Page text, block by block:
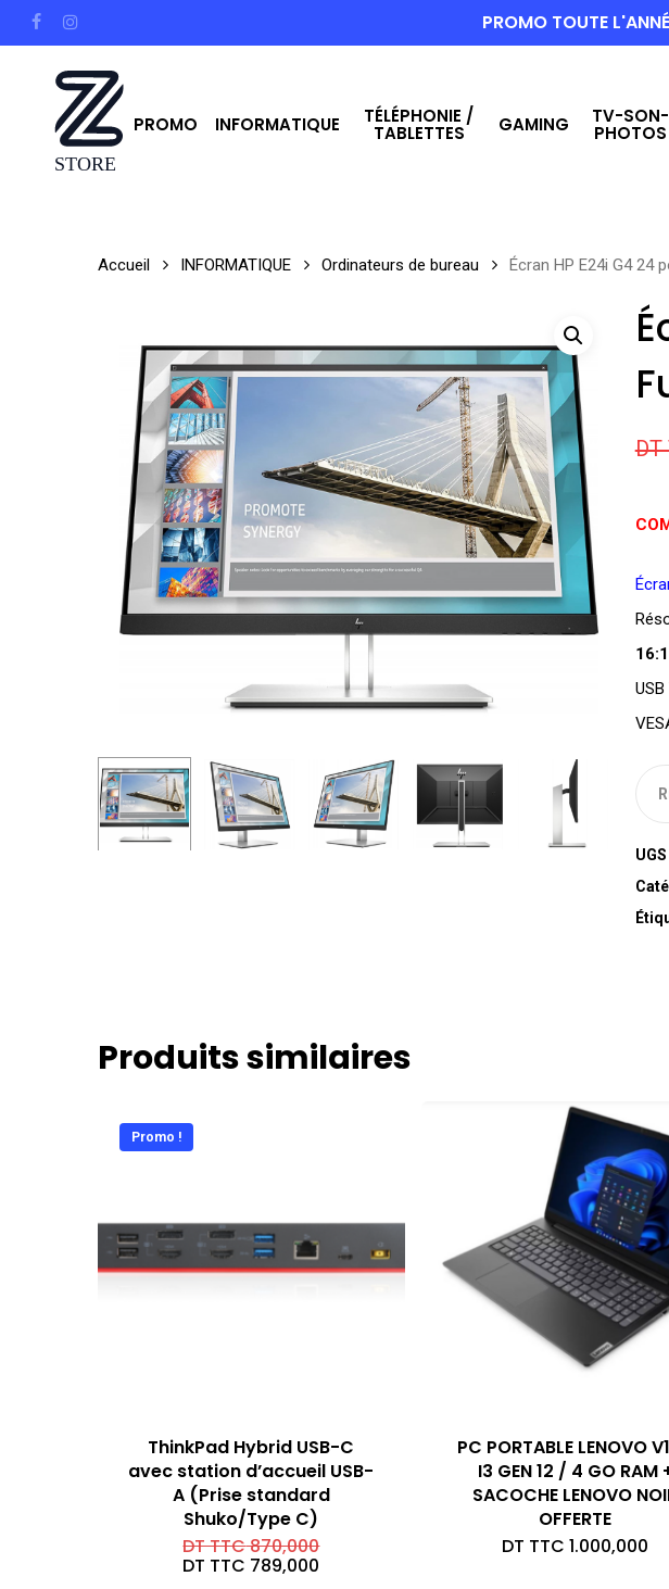
to
facebookinstagram PROMO TOUTE
PROMO INFORMATIQUE TÉLÉPHONIE /
TABLETTES GAMING TV-SON-
PHOTOS
Accueil INFORMATIQUE Ordinateurs de bureau Écran HP E24i G4 24
DT
UGS
Produits similaires
Promo !
ThinkPad Hybrid USB-C
avec station d’accueil USB-
A (Prise standard
Shuko/Type C)
DT TTC870,000Le
DT TTC 789,000
PC PORTABLE LENOVO
I3 GEN 12 / 4 GO RAM
SACOCHE LENOVO
OFFERTE
DT TTC 1.000,000